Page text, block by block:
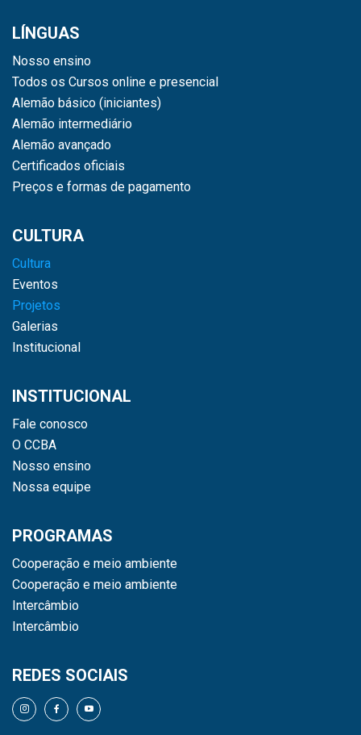
LÍNGUAS
Nosso ensino
Todos os Cursos online e presencial
Alemão básico (iniciantes)
Alemão intermediário
Alemão avançado
Certificados oficiais
Preços e formas de pagamento
CULTURA
Cultura
Eventos
Projetos
Galerias
Institucional
INSTITUCIONAL
Fale conosco
O CCBA
Nosso ensino
Nossa equipe
PROGRAMAS
Cooperação e meio ambiente
Cooperação e meio ambiente
Intercâmbio
Intercâmbio
REDES SOCIAIS